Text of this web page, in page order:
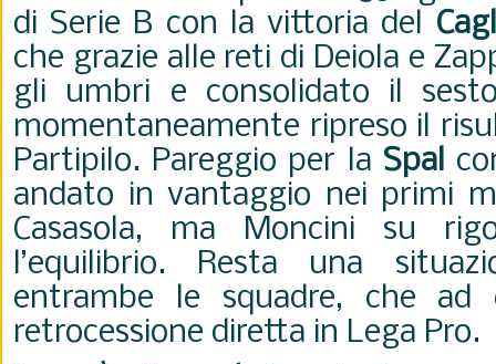
di Serie B con la vittoria del
che grazie alle reti di Deiola e
gli umbri e consolidato il
momentaneamente ripreso il
Partipilo. Pareggio per la Spal
andato in vantaggio nei primi
Casasola, ma Moncini su
l’equilibrio. Resta una
entrambe le squadre, che ad
retrocessione diretta in Lega Pro.